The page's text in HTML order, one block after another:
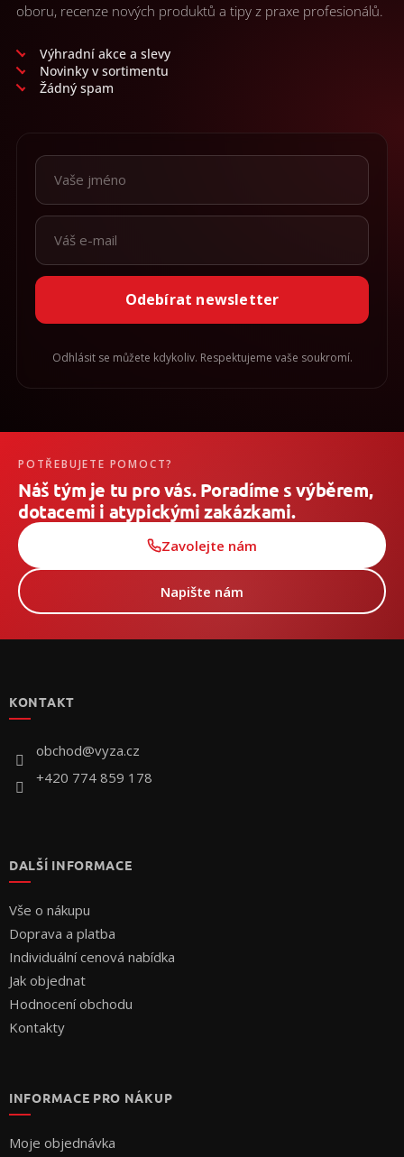
oboru, recenze nových produktů a tipy z praxe profesionálů.
Výhradní akce a slevy
Novinky v sortimentu
Žádný spam
Odebírat newsletter
Odhlásit se můžete kdykoliv. Respektujeme vaše soukromí.
POTŘEBUJETE POMOCT?
Náš tým je tu pro vás. Poradíme s výběrem,
dotacemi i atypickými zakázkami.
Zavolejte nám
Napište nám
KONTAKT
obchod@vyza.cz
+420 774 859 178
DALŠÍ INFORMACE
Vše o nákupu
Doprava a platba
Individuální cenová nabídka
Jak objednat
Hodnocení obchodu
Kontakty
INFORMACE PRO NÁKUP
Moje objednávka